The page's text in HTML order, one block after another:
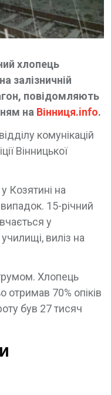
хлопець
залізничній
повідомляють
на Вінниця.info.
комунікацій
Вінницької
Козятині на
15-річний
у
виліз на
Хлопець
70% опіків
був 27 тисяч